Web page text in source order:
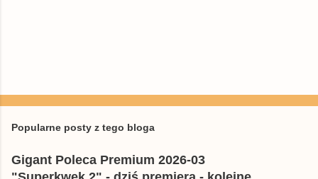
Popularne posty z tego bloga
Gigant Poleca Premium 2026-03